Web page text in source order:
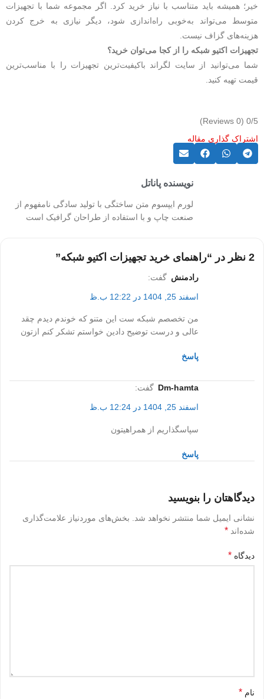
خیر؛ همیشه باید متناسب با نیاز خرید کرد. اگر مجموعه شما با تجهیزات
متوسط می‌تواند به‌خوبی راه‌اندازی شود، دیگر نیازی به خرج کردن
هزینه‌های گزاف نیست.
تجهیزات اکتیو شبکه را از کجا می‌توان خرید؟
شما می‌توانید از سایت لگراند باکیفیت‌ترین تجهیزات را با مناسب‌ترین
قیمت تهیه کنید.
0/5
(0 Reviews)
اشتراک گذاری مقاله
نویسنده پاناتل
لورم ایپسوم متن ساختگی با تولید سادگی نامفهوم از
صنعت چاپ و با استفاده از طراحان گرافیک است
2 نظر در “ راهنمای خرید تجهیزات اکتیو شبکه”
رادمنش گفت:
اسفند 25, 1404 در 12:22 ب.ظ
من تخصصم شبکه ست این متنو که خوندم دیدم چقد
عالی و درست توضیح دادین خواستم تشکر کنم ازتون
پاسخ
dm-hamta گفت:
اسفند 25, 1404 در 12:24 ب.ظ
سپاسگذاریم از همراهیتون
پاسخ
دیدگاهتان را بنویسید
نشانی ایمیل شما منتشر نخواهد شد.
بخش‌های موردنیاز علامت‌گذاری
شده‌اند *
دیدگاه *
نام *